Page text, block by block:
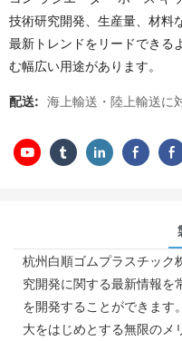
技術研究開発、生産量、材料
最新トレンドをリードできる
む幅広い用途があります。
配送: 海上輸送・陸上輸送に
杭州白順ゴムプラスチック
究開発に関する最新情報を
を開発することができます
大をはじめとする無限のメ